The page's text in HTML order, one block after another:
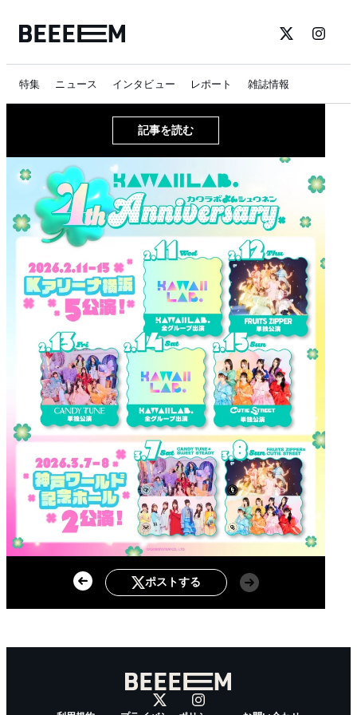
特集 ニュース インタビュー レポート 雑誌情報
記事を読む
ポストする